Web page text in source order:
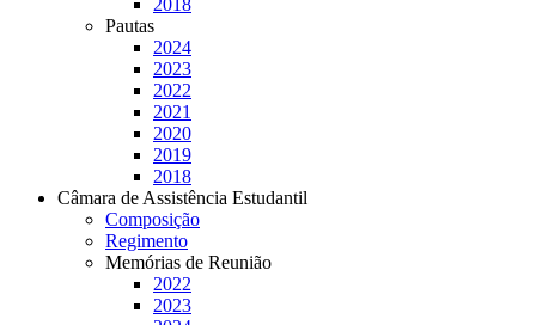
2018
Pautas
2024
2023
2022
2021
2020
2019
2018
Câmara de Assistência Estudantil
Composição
Regimento
Memórias de Reunião
2022
2023